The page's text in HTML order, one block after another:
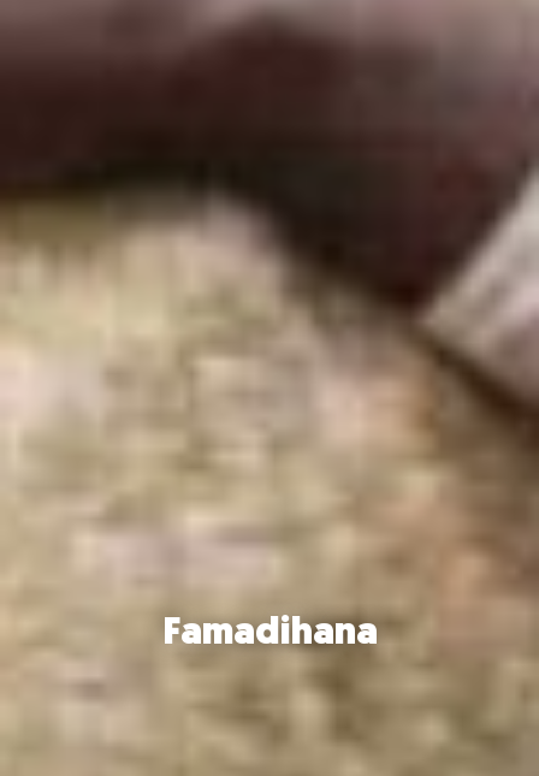
Famadihana